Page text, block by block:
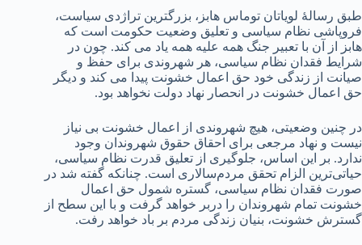
طبق رسالهٔ لویاتان توماس هابز، بزرگترین تراژدی سیاست،
فروپاشی نظام سیاسی و تعلیق وضعیت حکومت است که
هابز از آن با تعبیر جنگ همه علیه همه یاد می کند. چون در
شرایط فقدان نظام سیاسی، هر شهروندی برای حفظ و
صیانت از زندگی خود حق اعمال خشونت پیدا می کند و دیگر
حق اعمال خشونت در انحصار نهاد دولت نخواهد بود.
در چنین وضعیتی، هیچ شهروندی از اعمال خشونت بی نیاز
نیست و نهاد مرجعی برای احقاق حقوق شهروندان وجود
ندارد. بر این اساس، جلوگیری از تعلیق قدرت نظام سیاسی،
حیاتی‌ترین الزام تحقق مردم‌سالاری است. چنانکه گفته شد در
صورت فقدان نظام سیاسی، گستره شمول حق اعمال‌
خشونت تمام شهروندان را دربر خواهد گرفت و با این سطح از
گسترش خشونت، بنیان زندگی مردم بر باد خواهد رفت.